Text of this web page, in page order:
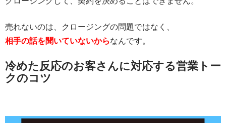
売れないのは、クロージングの問題ではなく、
相手の話を聞いていないからなんです。
冷めた反応のお客さんに対応する営業トー
クのコツ